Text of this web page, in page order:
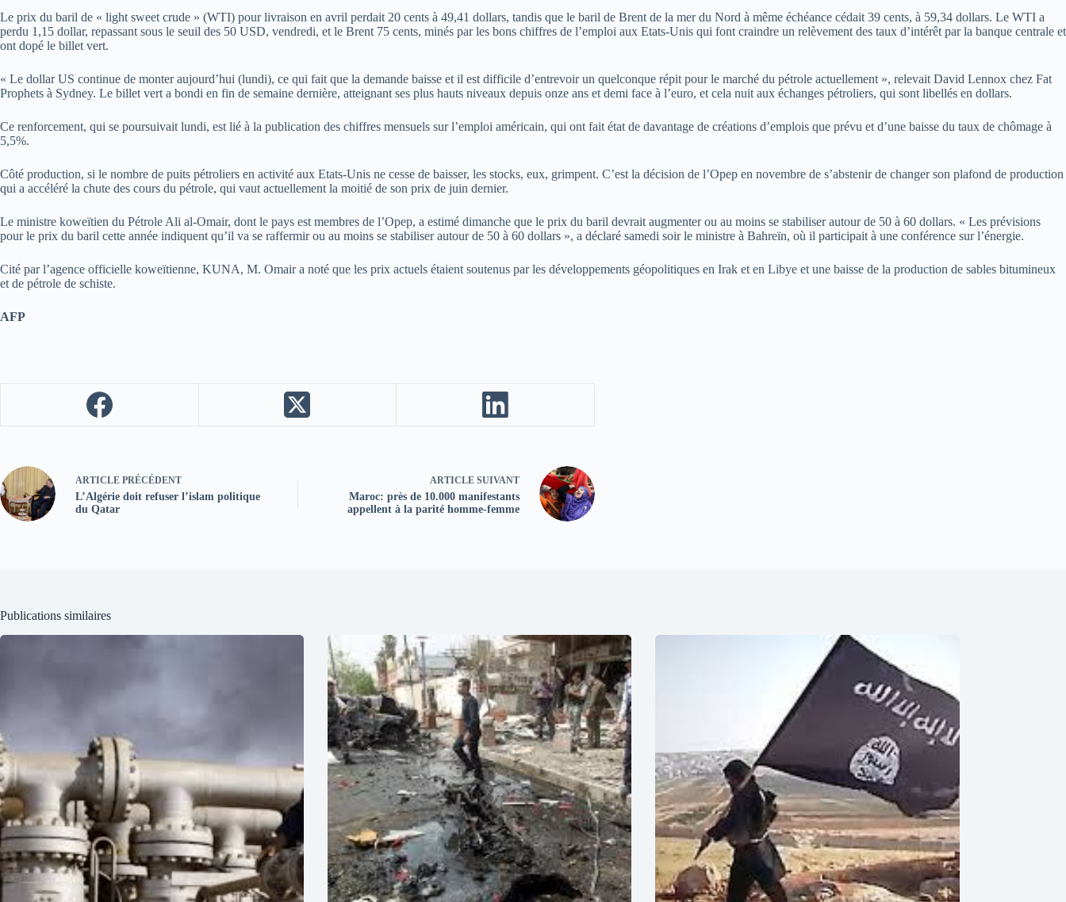
Le prix du baril de « light sweet crude » (WTI) pour livraison en avril perdait 20 cents à 49,41 dollars, tandis que le baril de Brent de la mer du Nord à même échéance cédait 39 cents, à 59,34 dollars. Le WTI a
perdu 1,15 dollar, repassant sous le seuil des 50 USD, vendredi, et le Brent 75 cents, minés par les bons chiffres de l’emploi aux Etats-Unis qui font craindre un relèvement des taux d’intérêt par la banque centrale et
ont dopé le billet vert.
« Le dollar US continue de monter aujourd’hui (lundi), ce qui fait que la demande baisse et il est difficile d’entrevoir un quelconque répit pour le marché du pétrole actuellement », relevait David Lennox chez Fat
Prophets à Sydney. Le billet vert a bondi en fin de semaine dernière, atteignant ses plus hauts niveaux depuis onze ans et demi face à l’euro, et cela nuit aux échanges pétroliers, qui sont libellés en dollars.
Ce renforcement, qui se poursuivait lundi, est lié à la publication des chiffres mensuels sur l’emploi américain, qui ont fait état de davantage de créations d’emplois que prévu et d’une baisse du taux de chômage à
5,5%.
Côté production, si le nombre de puits pétroliers en activité aux Etats-Unis ne cesse de baisser, les stocks, eux, grimpent. C’est la décision de l’Opep en novembre de s’abstenir de changer son plafond de production
qui a accéléré la chute des cours du pétrole, qui vaut actuellement la moitié de son prix de juin dernier.
Le ministre koweïtien du Pétrole Ali al-Omair, dont le pays est membres de l’Opep, a estimé dimanche que le prix du baril devrait augmenter ou au moins se stabiliser autour de 50 à 60 dollars. « Les prévisions
pour le prix du baril cette année indiquent qu’il va se raffermir ou au moins se stabiliser autour de 50 à 60 dollars », a déclaré samedi soir le ministre à Bahreïn, où il participait à une conférence sur l’énergie.
Cité par l’agence officielle koweïtienne, KUNA, M. Omair a noté que les prix actuels étaient soutenus par les développements géopolitiques en Irak et en Libye et une baisse de la production de sables bitumineux
et de pétrole de schiste.
AFP
ARTICLE PRÉCÉDENT
L’Algérie doit refuser l’islam politique
du Qatar
ARTICLE SUIVANT
Maroc: près de 10.000 manifestants
appellent à la parité homme-femme
Publications similaires